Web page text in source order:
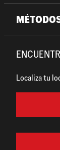
Localiza tu